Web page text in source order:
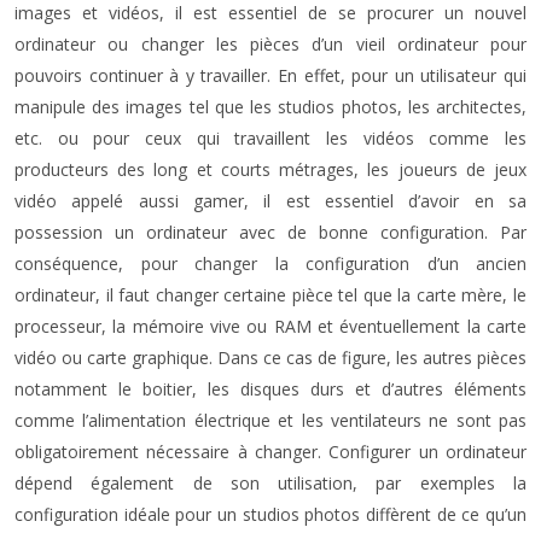
images et vidéos, il est essentiel de se procurer un nouvel
ordinateur ou changer les pièces d’un vieil ordinateur pour
pouvoirs continuer à y travailler. En effet, pour un utilisateur qui
manipule des images tel que les studios photos, les architectes,
etc. ou pour ceux qui travaillent les vidéos comme les
producteurs des long et courts métrages, les joueurs de jeux
vidéo appelé aussi gamer, il est essentiel d’avoir en sa
possession un ordinateur avec de bonne configuration. Par
conséquence, pour changer la configuration d’un ancien
ordinateur, il faut changer certaine pièce tel que la carte mère, le
processeur, la mémoire vive ou RAM et éventuellement la carte
vidéo ou carte graphique. Dans ce cas de figure, les autres pièces
notamment le boitier, les disques durs et d’autres éléments
comme l’alimentation électrique et les ventilateurs ne sont pas
obligatoirement nécessaire à changer. Configurer un ordinateur
dépend également de son utilisation, par exemples la
configuration idéale pour un studios photos diffèrent de ce qu’un